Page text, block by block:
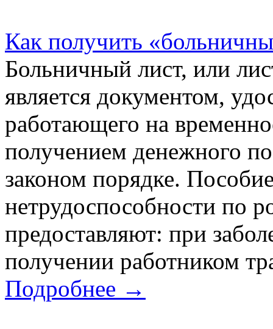
Как получить
Больничный лист, или
является документом,
работающего на
получением денежного
законом порядке.
нетрудоспособности по
предоставляют: при
получении работником
Подробнее →